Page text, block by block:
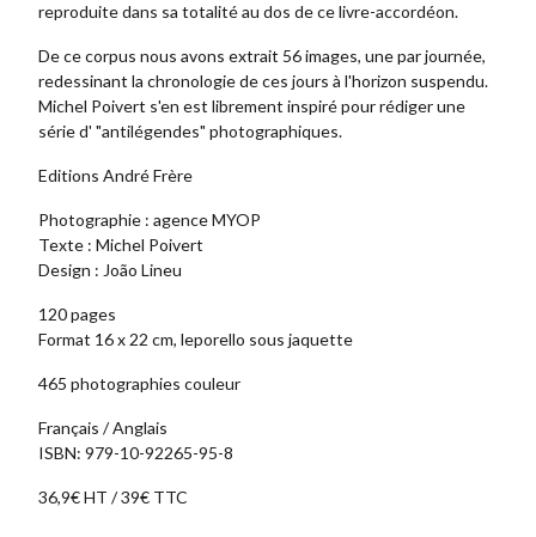
reproduite dans sa totalité au dos de ce livre-accordéon.
De ce corpus nous avons extrait 56 images, une par journée,
redessinant la chronologie de ces jours à l'horizon suspendu.
Michel Poivert s'en est librement inspiré pour rédiger une
série d' "antilégendes" photographiques.
Editions André Frère
Photographie : agence MYOP
Texte : Michel Poivert
Design : João Lineu
120 pages
Format 16 x 22 cm, leporello sous jaquette
465 photographies couleur
Français / Anglais
ISBN: 979-10-92265-95-8
36,9€ HT / 39€ TTC